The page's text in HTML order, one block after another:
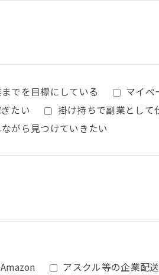
でを目標にしている
マイペ
たい
掛け持ちで副業として
がら見つけていきたい
Amazon アスクル等の企業配送